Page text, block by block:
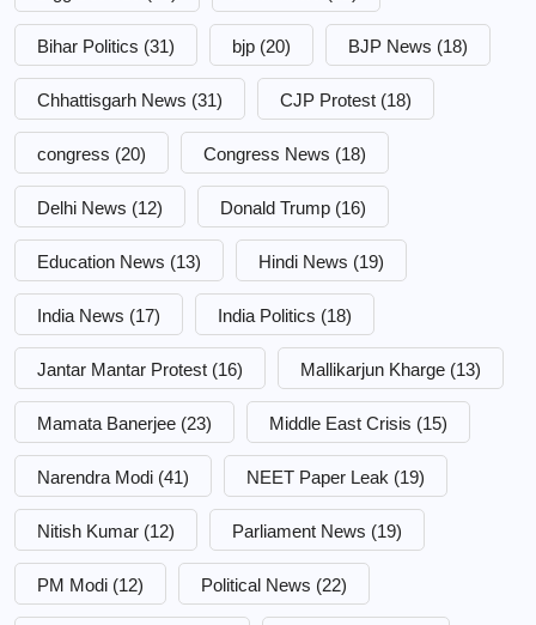
Bihar Politics (31) bjp (20) BJP News (18)
Chhattisgarh News (31) CJP Protest (18)
congress (20) Congress News (18)
Delhi News (12) Donald Trump (16)
Education News (13) Hindi News (19)
India News (17) India Politics (18)
Jantar Mantar Protest (16) Mallikarjun Kharge (13)
Mamata Banerjee (23) Middle East Crisis (15)
Narendra Modi (41) NEET Paper Leak (19)
Nitish Kumar (12) Parliament News (19)
PM Modi (12) Political News (22)